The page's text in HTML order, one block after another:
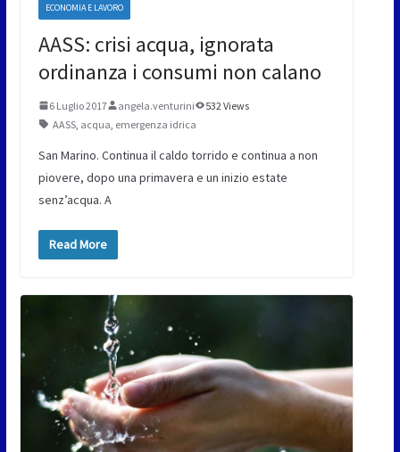
ECONOMIA E LAVORO
AASS: crisi acqua, ignorata
ordinanza i consumi non calano
6 Luglio 2017 angela.venturini
532 Views
AASS, acqua emergenza idrica
San Marino. Continua il caldo torrido e continua a non
piovere, dopo una primavera e un inizio estate
senz’acqua. A
Read More